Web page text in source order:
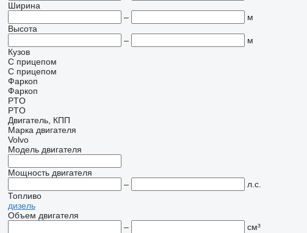
Ширина
–
м
Высота
–
м
Кузов
С прицепом
С прицепом
Фаркоп
Фаркоп
PTO
PTO
Двигатель, КПП
Марка двигателя
Volvo
Модель двигателя
Мощность двигателя
–
л.с.
Топливо
дизель
Объем двигателя
–
см³